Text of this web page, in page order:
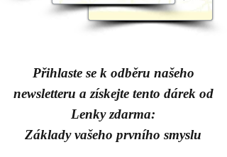
Přihlaste se k odběru našeho
newsletteru a získejte tento dárek od
Lenky zdarma:
Základy vašeho prvního smyslu